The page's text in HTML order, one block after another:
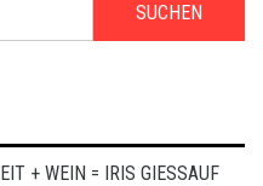
SUCHEN
+ WEIN = IRIS GIESSAUF